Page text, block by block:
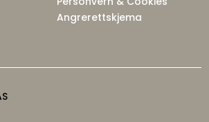
Angrerettskjema